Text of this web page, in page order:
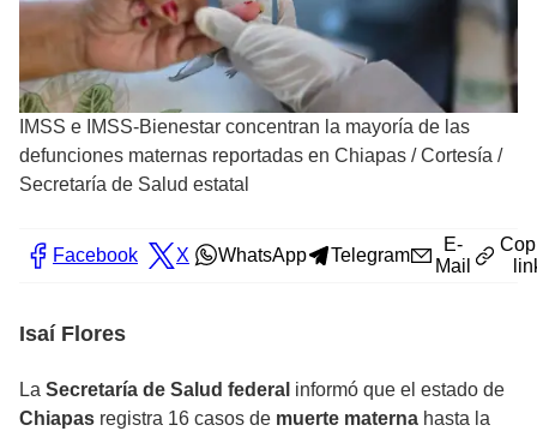
IMSS e IMSS-Bienestar concentran la mayoría de las
defunciones maternas reportadas en Chiapas /Cortesía /
Secretaría de Salud estatal
Facebook X WhatsApp Telegram
E-
Mail
Isaí Flores
La Secretaría de Salud federal informó que el estado de
Chiapas registra 16 casos de muerte materna hasta la